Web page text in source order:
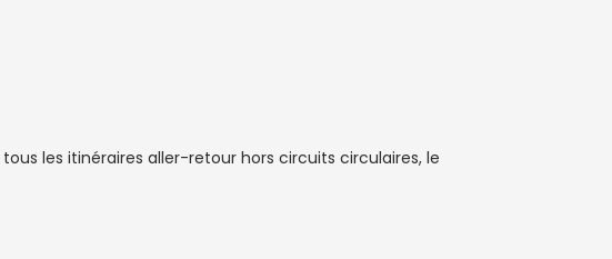
tous les itinéraires aller-retour hors circuits circulaires, le